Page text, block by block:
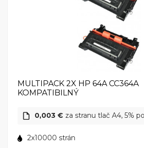
MULTIPACK 2X HP 64A CC364A
KOMPATIBILNÝ
0,003 € za stranu tlač A4, 5%
2x10000 strán